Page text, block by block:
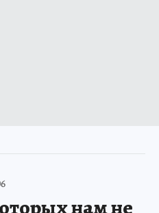
нам не